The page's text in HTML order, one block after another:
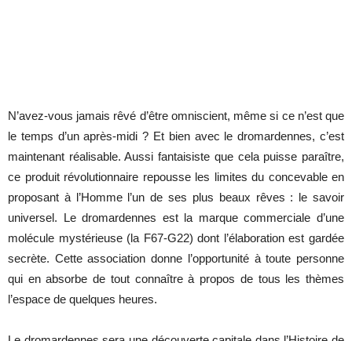
N’avez-vous jamais rêvé d’être omniscient, même si ce n’est que
le temps d’un après-midi ? Et bien avec le dromardennes, c’est
maintenant réalisable. Aussi fantaisiste que cela puisse paraître,
ce produit révolutionnaire repousse les limites du concevable en
proposant à l’Homme l’un de ses plus beaux rêves : le savoir
universel. Le dromardennes est la marque commerciale d’une
molécule mystérieuse (la F67-G22) dont l’élaboration est gardée
secrète. Cette association donne l’opportunité à toute personne
qui en absorbe de tout connaître à propos de tous les thèmes
l’espace de quelques heures.